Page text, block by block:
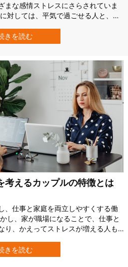
まな感情ストレスにさらされていま
対しては、平気で過ごせる人と、気
ネギーメロン大学（CMU）の研究に
、感情ストレスからの回復力が高ま
きを読む
考えるカップルの特徴とは
、仕事と家庭を両立しやすくする働
し、家が職場になることで、仕事と
り、かえってストレスが増える人も
ル・カレッジ・ビジネス・スクール
どの研究チームは、在宅勤務のもと
きを読む